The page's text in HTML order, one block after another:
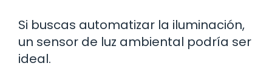
Si buscas automatizar la iluminación,
un sensor de luz ambiental podría ser
ideal.